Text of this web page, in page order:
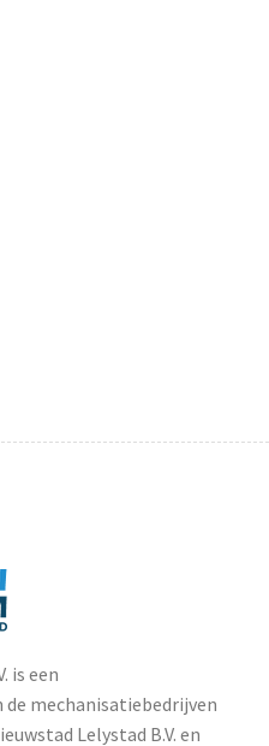
is een
mechanisatiebedrijven
Lelystad B.V. en